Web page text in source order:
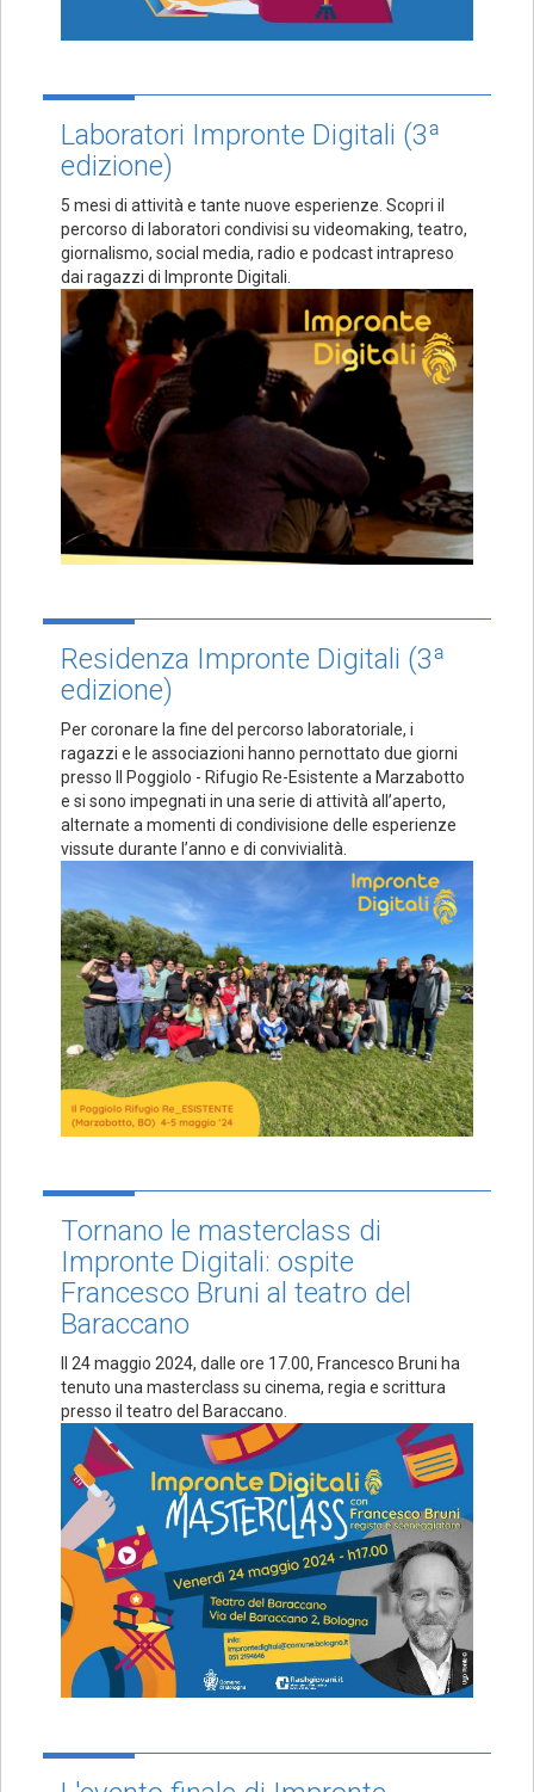
Laboratori Impronte Digitali (3ª
edizione)
5 mesi di attività e tante nuove esperienze. Scopri il
percorso di laboratori condivisi su videomaking, teatro,
giornalismo, social media, radio e podcast intrapreso
dai ragazzi di Impronte Digitali.
Residenza Impronte Digitali (3ª
edizione)
Per coronare la fine del percorso laboratoriale, i
ragazzi e le associazioni hanno pernottato due giorni
presso Il Poggiolo - Rifugio Re-Esistente a Marzabotto
e si sono impegnati in una serie di attività all’aperto,
alternate a momenti di condivisione delle esperienze
vissute durante l’anno e di convivialità.
Tornano le masterclass di
Impronte Digitali: ospite
Francesco Bruni al teatro del
Baraccano
Il 24 maggio 2024, dalle ore 17.00, Francesco Bruni ha
tenuto una masterclass su cinema, regia e scrittura
presso il teatro del Baraccano.